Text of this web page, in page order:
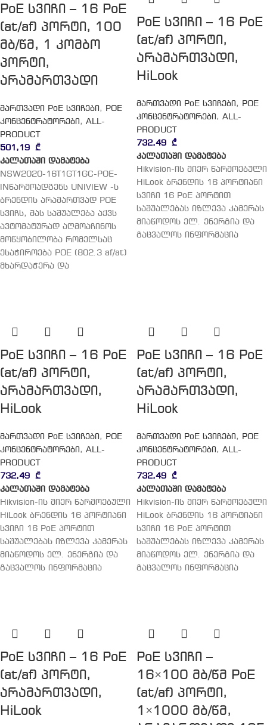
PoE სვიჩი – 16 PoE
(at/af) პორტი, 100
მბ/წმ, 1 კომბო
პორტი,
არამართვადი
მართვადი PoE სვიჩები ,
POE
კონცენტრატორები , ALL-
PRODUCT
501,19 ₾
კალათაში დამატება
NSW2020-16T1GT1GC-POE-
INწარმოადგენს UNIVIEW -ს
ბრენდის არამართვად POE
სვიჩს, მას საშუალება აქვს
ავტომატურად აღმოაჩინოს
მოწყობილობა რომელსაც
ესაჭიროება POE (802.3 af/at)
მხარდაჭერა და
PoE სვიჩი – 16 PoE
(at/af) პორტი,
არამართვადი,
HiLook
მართვადი PoE სვიჩები ,
POE
კონცენტრატორები , ALL-
PRODUCT
732,49 ₾
კალათაში დამატება
Hikvision-ის მიერ წარმოებული
HiLook ბრენდის 16 პორტიანი
სვიჩი 16 PoE პორტით
საშუალებას იზლევა კამერას
მიაწოდოს ელ. ენერგია და
გაცვალოს ინფორმაცია
PoE სვიჩი – 16 PoE
(at/af) პორტი,
არამართვადი,
HiLook
მართვადი PoE სვიჩები ,
POE
კონცენტრატორები , ALL-
PRODUCT
732,49 ₾
კალათაში დამატება
Hikvision-ის მიერ წარმოებული
HiLook ბრენდის 16 პორტიანი
სვიჩი 16 PoE პორტით
საშუალებას იზლევა კამერას
მიაწოდოს ელ. ენერგია და
გაცვალოს ინფორმაცია
PoE სვიჩი – 16 PoE
(at/af) პორტი,
არამართვადი,
HiLook
მართვადი PoE სვიჩები ,
POE
კონცენტრატორები , ALL-
PRODUCT
732,49 ₾
კალათაში დამატება
Hikvision-ის მიერ წარმოებული
HiLook ბრენდის 16 პორტიანი
სვიჩი 16 PoE პორტით
საშუალებას იზლევა კამერას
მიაწოდოს ელ. ენერგია და
გაცვალოს ინფორმაცია
PoE სვიჩი – 16 PoE
(at/af) პორტი,
არამართვადი,
HiLook
PoE სვიჩი –
16×100 მბ/წმ PoE
(at/af) პორტი,
1×1000 მბ/წმ,